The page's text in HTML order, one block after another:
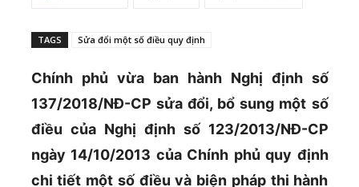
TAGS Sửa đổi một số điều quy định
Chính phủ vừa ban hành Nghị định số
137/2018/NĐ-CP sửa đổi, bổ sung một số
điều của Nghị định số 123/2013/NĐ-CP
ngày 14/10/2013 của Chính phủ quy định
chi tiết một số điều và biện pháp thi hành